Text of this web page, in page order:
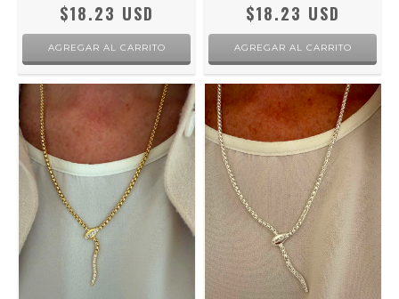
$18.23 USD $18.23 USD